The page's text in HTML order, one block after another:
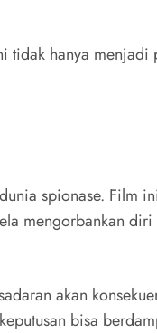
tidak hanya
spionase. Film
mengorbankan
akan
bisa